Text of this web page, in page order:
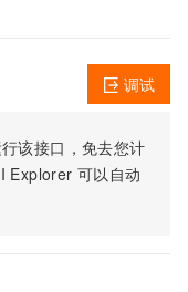
该接口，免去您计
Explorer 可以自动
调试